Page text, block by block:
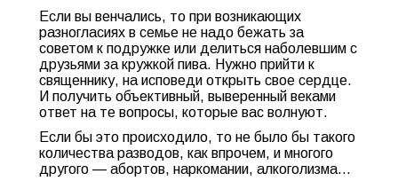
Если вы венчались, то при возникающих
разногласиях в семье не надо бежать за
советом к подружке или делиться наболевшим с
друзьями за кружкой пива. Нужно прийти к
священнику, на исповеди открыть свое сердце.
И получить объективный, выверенный веками
ответ на те вопросы, которые вас волнуют.
Если бы это происходило, то не было бы такого
количества разводов, как впрочем, и многого
другого — абортов, наркомании, алкоголизма…